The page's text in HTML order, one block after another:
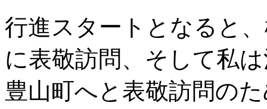
行進スタートとなると
に表敬訪問、そして私
豊山町へと表敬訪問の